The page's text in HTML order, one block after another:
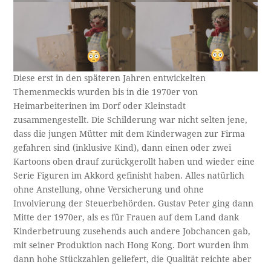
Diese erst in den späteren Jahren entwickelten
Themenmeckis wurden bis in die 1970er von
Heimarbeiterinen im Dorf oder Kleinstadt
zusammengestellt. Die Schilderung war nicht selten jene,
dass die jungen Mütter mit dem Kinderwagen zur Firma
gefahren sind (inklusive Kind), dann einen oder zwei
Kartoons oben drauf zurückgerollt haben und wieder eine
Serie Figuren im Akkord gefinisht haben. Alles natürlich
ohne Anstellung, ohne Versicherung und ohne
Involvierung der Steuerbehörden. Gustav Peter ging dann
Mitte der 1970er, als es für Frauen auf dem Land dank
Kinderbetruung zusehends auch andere Jobchancen gab,
mit seiner Produktion nach Hong Kong. Dort wurden ihm
dann hohe Stückzahlen geliefert, die Qualität reichte aber